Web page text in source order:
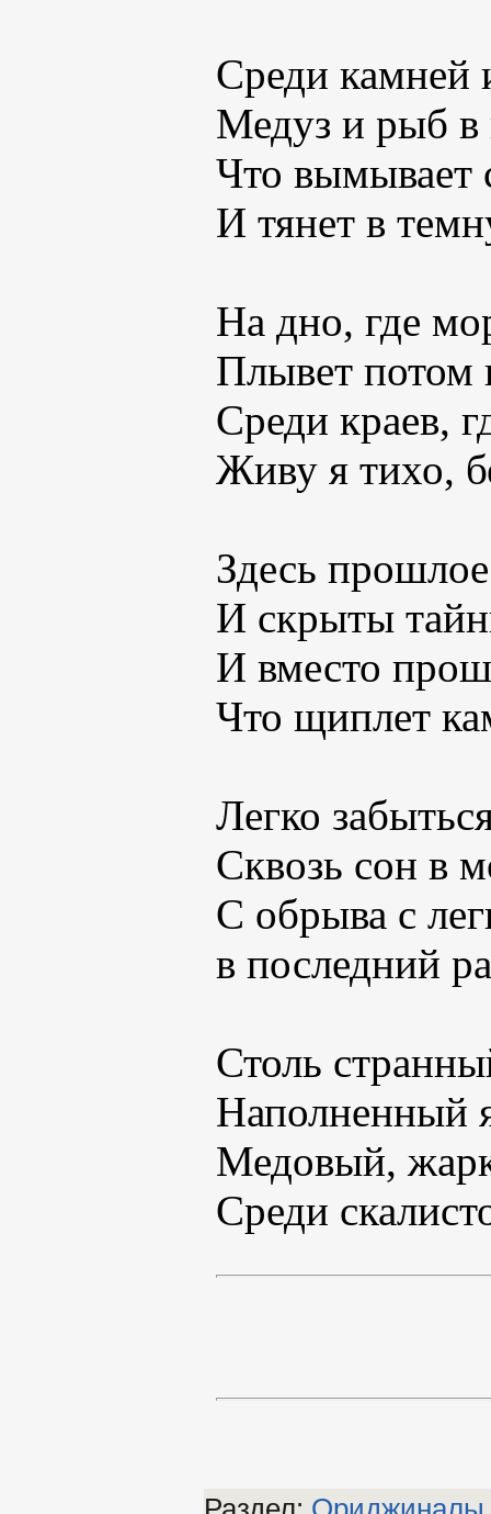
Среди камней
Медуз и рыб в
Что вымывает
И тянет в
На дно, где
Плывет потом
Среди краев,
Живу я тихо,
Здесь
И скрыты
И вместо
Что щиплет
Легко
Сквозь сон в
С обрыва с
в последний
Столь
Наполненный
Медовый,
Среди